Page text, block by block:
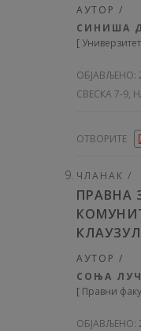
АУТОР /
СИНИША
[
ОБЈАВЉЕНО:
СВЕСКА 7-9,
ОТВОРИТЕ
ЧЛАНАК /
ПРАВНА
АУТОР /
СОЊА
[ Правни
ОБЈАВЉЕНО: